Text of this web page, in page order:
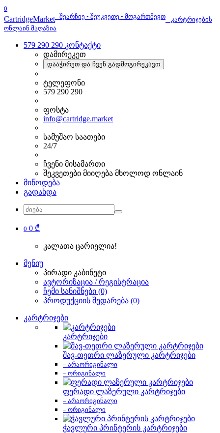
0
CartridgeMarket შეარჩიე • შეუკვეთე • მოგართმევთ
კარტრიჯების
ონლაინ მაღაზია
579 290 290 კონტაქტი
დამირეკეთ
დააჭირეთ და ჩვენ გადმოგირეკავთ
ტელეფონი
579 290 290
ფოსტა
info@cartridge.market
სამუშაო საათები
24/7
ჩვენი მისამართი
შეკვეთები მიიღება მხოლოდ ონლაინ
მიწოდება
გადახდა
0 0 ₾
კალათა ცარიელია!
მენიუ
პირადი კაბინეტი
ავტორიზაცია / რეგისტრაცია
ჩემი სანიშნები (0)
პროდუქციის შედარება (0)
კარტრიჯები
კარტრიჯები
შავ-თეთრი ლაზერული კარტრიჯები
– არაორიგინალი
– ორიგინალი
ფერადი ლაზერული კარტრიჯები
– არაორიგინალი
– ორიგინალი
ჭავლური პრინტერის კარტრიჯები